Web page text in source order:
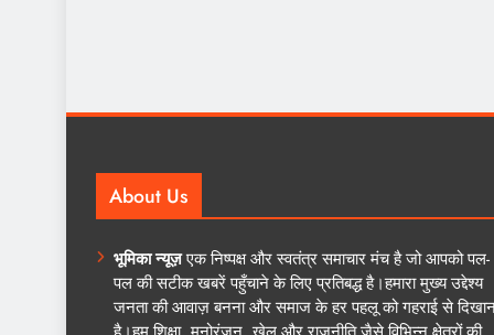
About Us
भूमिका न्यूज़एक निष्पक्ष और स्वतंत्र समाचार मंच है जो आपको पल-
पल की सटीक खबरें पहुँचाने के लिए प्रतिबद्ध है।हमारा मुख्य उद्देश्य
जनता की आवाज़ बनना और समाज के हर पहलू को गहराई से